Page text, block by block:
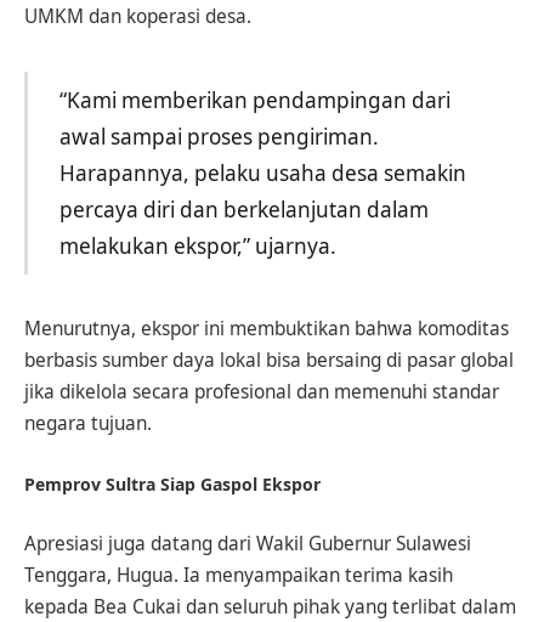
UMKM dan koperasi desa.
“Kami memberikan pendampingan dari
awal sampai proses pengiriman.
Harapannya, pelaku usaha desa semakin
percaya diri dan berkelanjutan dalam
melakukan ekspor,” ujarnya.
Menurutnya, ekspor ini membuktikan bahwa komoditas
berbasis sumber daya lokal bisa bersaing di pasar global
jika dikelola secara profesional dan memenuhi standar
negara tujuan.
Pemprov Sultra Siap Gaspol Ekspor
Apresiasi juga datang dari Wakil Gubernur Sulawesi
Tenggara, Hugua. Ia menyampaikan terima kasih
kepada Bea Cukai dan seluruh pihak yang terlibat dalam